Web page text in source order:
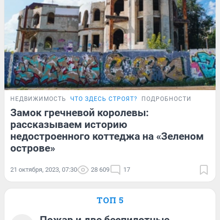
НЕДВИЖИМОСТЬ ЧТО ЗДЕСЬ СТРОЯТ? ПОДРОБНОСТИ
Замок гречневой королевы:
рассказываем историю
недостроенного коттеджа на «Зеленом
острове»
21 октября, 2023, 07:30 28 609 17
ТОП 5